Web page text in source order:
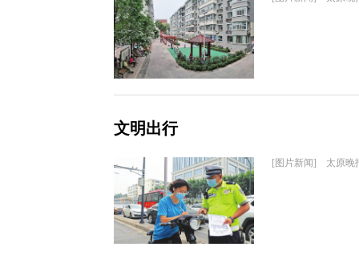
文明出行
[图片新闻] 太原晚